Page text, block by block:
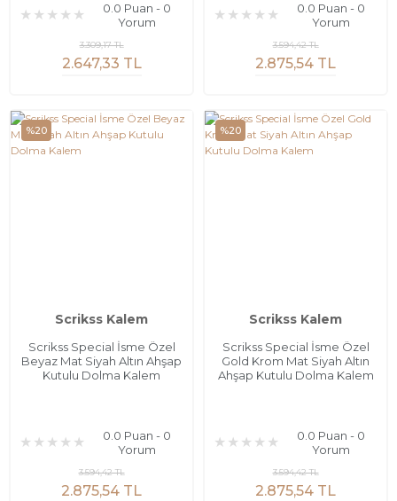
0.0 Puan - 0
Yorum
2.647,33 TL
3.309,17 TL
0.0 Puan - 0
Yorum
2.875,54 TL
3.594,42 TL
%20
Scrikss Kalem
Scrikss Special İsme Özel
Beyaz Mat Siyah Altın Ahşap
Kutulu Dolma Kalem
0.0 Puan - 0
Yorum
2.875,54 TL
3.594,42 TL
%20
Scrikss Kalem
Scrikss Special İsme Özel
Gold Krom Mat Siyah Altın
Ahşap Kutulu Dolma Kalem
0.0 Puan - 0
Yorum
2.875,54 TL
3.594,42 TL